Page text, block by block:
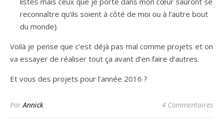
reconnaître qu’ils soient à côté de moi ou à l’autre bout
du monde).
Voilà je pense que c’est déjà pas mal comme projets et on
va essayer de réaliser tout ça avant d’en faire d’autres.
Et vous des projets pour l’année 2016 ?
ParAnnick 4 Commentaires